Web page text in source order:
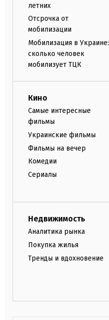
летних
Отсрочка от
мобилизации
Мобилизация в Украине:
сколько человек
мобилизует ТЦК
Кино
Самые интересные
фильмы
Украинские фильмы
Фильмы на вечер
Комедии
Сериалы
Недвижимость
Аналитика рынка
Покупка жилья
Тренды и вдохновение